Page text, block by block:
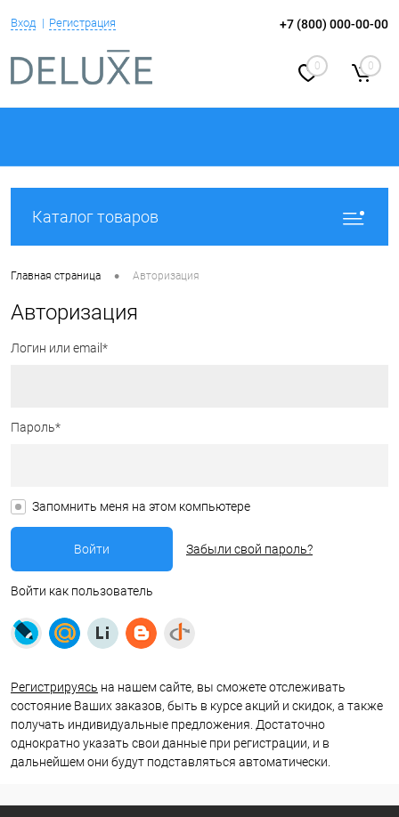
Вход Регистрация +7 (800) 000-00-00
0 0
Каталог товаров
Главная страница • Авторизация
Авторизация
Логин или email*
Пароль*
Запомнить меня на этом компьютере
Забыли свой пароль?
Войти как пользователь
Регистрируясь на нашем сайте, вы сможете отслеживать
состояние Ваших заказов, быть в курсе акций и скидок, а также
получать индивидуальные предложения. Достаточно
однократно указать свои данные при регистрации, и в
дальнейшем они будут подставляться автоматически.